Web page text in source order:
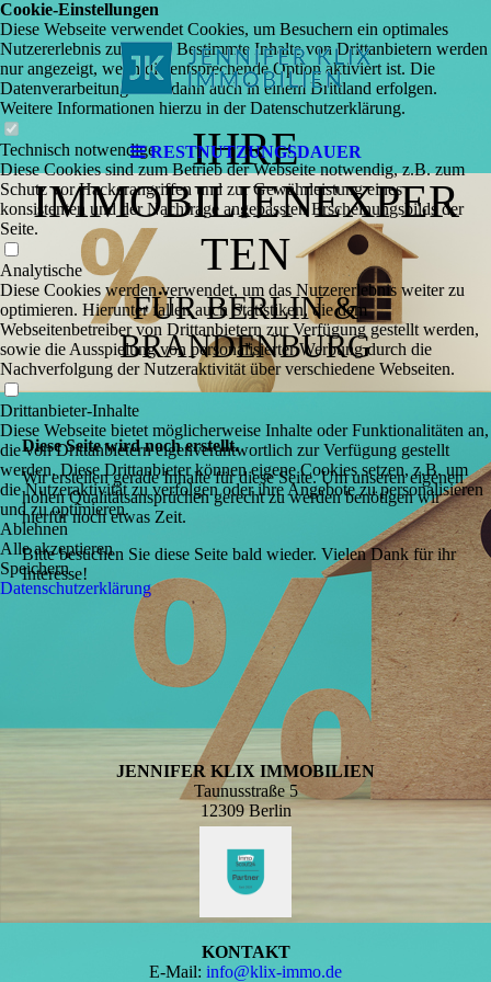
RESTNUTZUNGSDAUER
IHRE
IMMOBILIENEXPER
TEN
FÜR BERLIN &
BRANDENBURG
Diese Seite wird noch erstellt.
Wir erstellen gerade Inhalte für diese Seite. Um unseren eigenen
hohen Qualitätsansprüchen gerecht zu werden benötigen wir
hierfür noch etwas Zeit.
Bitte besuchen Sie diese Seite bald wieder. Vielen Dank für ihr
Interesse!
JENNIFER KLIX IMMOBILIEN
Taunusstraße 5
12309 Berlin
KONTAKT
E-Mail: info@klix-immo.de
Cookie-Einstellungen
Diese Webseite verwendet Cookies, um Besuchern ein optimales
Nutzererlebnis zu bieten. Bestimmte Inhalte von Drittanbietern werden
nur angezeigt, wenn die entsprechende Option aktiviert ist. Die
Datenverarbeitung kann dann auch in einem Drittland erfolgen.
Weitere Informationen hierzu in der Datenschutzerklärung.
Technisch notwendige
Diese Cookies sind zum Betrieb der Webseite notwendig, z.B. zum
Schutz vor Hackerangriffen und zur Gewährleistung eines
konsistenten und der Nachfrage angepassten Erscheinungsbilds der
Seite.
Analytische
Diese Cookies werden verwendet, um das Nutzererlebnis weiter zu
optimieren. Hierunter fallen auch Statistiken, die dem
Webseitenbetreiber von Drittanbietern zur Verfügung gestellt werden,
sowie die Ausspielung von personalisierter Werbung durch die
Nachverfolgung der Nutzeraktivität über verschiedene Webseiten.
Drittanbieter-Inhalte
Diese Webseite bietet möglicherweise Inhalte oder Funktionalitäten an,
die von Drittanbietern eigenverantwortlich zur Verfügung gestellt
werden. Diese Drittanbieter können eigene Cookies setzen, z.B. um
die Nutzeraktivität zu verfolgen oder ihre Angebote zu personalisieren
und zu optimieren.
Ablehnen
Alle akzeptieren
Speichern
Datenschutzerklärung